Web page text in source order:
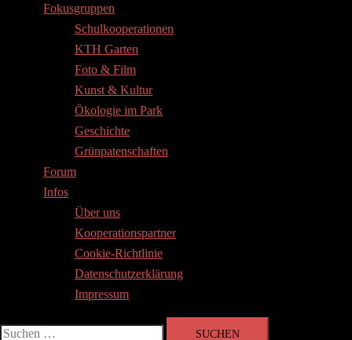
Fokusgruppen
Schulkooperationen
KTH Garten
Foto & Film
Kunst & Kultur
Ökologie im Park
Geschichte
Grünpatenschaften
Forum
Infos
Über uns
Kooperationspartner
Cookie-Richtlinie
Datenschutzerklärung
Impressum
Suchen